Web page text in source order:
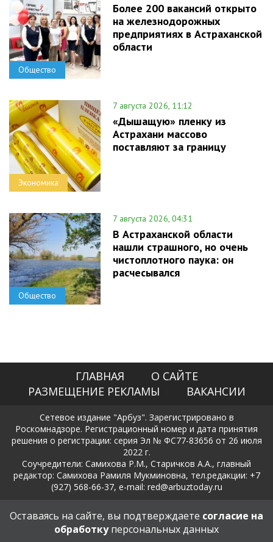
Общество
Более 200 вакансий открыто
на железнодорожных
предприятиях в Астраханской
области
Экономика
7 августа 2026, 11:12
«Дышащую» пленку из
Астрахани массово
поставляют за границу
Общество
7 августа 2026, 04:31
В Астраханской области
нашли страшного, но очень
чистоплотного паука: он
расчесывался
ГЛАВНАЯ
О САЙТЕ
РАЗМЕЩЕНИЕ РЕКЛАМЫ
ВАКАНСИИ
Сетевое издание "Арбуз". Зарегистрировано в
Роскомнадзоре. Регистрационный номер и дата принятия
решения о регистрации: серия Эл № ФС77-83656 от 26 июля
2022 г.
Соучредители: Самихова Р.М., Старичков А.А., главный
редактор: Самихова Рамиля Мукминовна, тел.редакции: +7
(927) 568-66-37, e-mail: red@arbuztoday.ru
Политика в отношении обработки и защиты персональных
данных
Оставаясь на сайте, вы подтверждаете согласие на
обработкуперсональных данных